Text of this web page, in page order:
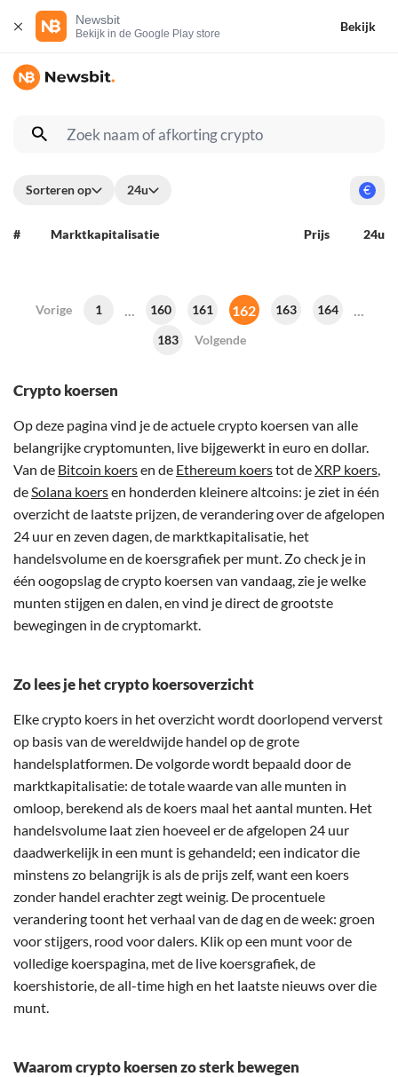
Newsbit
Bekijk in de Google Play store
Bekijk
Sorteren op 24u €
# Marktkapitalisatie Prijs 24u
Vorige 1 160 161 162 163 164
183 Volgende
Crypto koersen
Op deze pagina vind je de actuele crypto koersen van alle
belangrijke cryptomunten, live bijgewerkt in euro en dollar.
Van de Bitcoin koersen de Ethereum koerstot deXRP koers,
deSolana koersen honderden kleinere altcoins: je ziet in één
overzicht de laatste prijzen, de verandering over de afgelopen
24 uur en zeven dagen, de marktkapitalisatie, het
handelsvolume en de koersgrafiek per munt. Zo check je in
één oogopslag de crypto koersen van vandaag, zie je welke
munten stijgen en dalen, en vind je direct de grootste
bewegingen in de cryptomarkt.
Zo lees je het crypto koersoverzicht
Elke crypto koers in het overzicht wordt doorlopend ververst
op basis van de wereldwijde handel op de grote
handelsplatformen. De volgorde wordt bepaald door de
marktkapitalisatie: de totale waarde van alle munten in
omloop, berekend als de koers maal het aantal munten. Het
handelsvolume laat zien hoeveel er de afgelopen 24 uur
daadwerkelijk in een munt is gehandeld; een indicator die
minstens zo belangrijk is als de prijs zelf, want een koers
zonder handel erachter zegt weinig. De procentuele
verandering toont het verhaal van de dag en de week: groen
voor stijgers, rood voor dalers. Klik op een munt voor de
volledige koerspagina, met de live koersgrafiek, de
koershistorie, de all-time high en het laatste nieuws over die
munt.
Waarom crypto koersen zo sterk bewegen